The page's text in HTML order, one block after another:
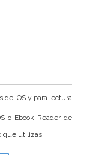
de iOS y para lectura
o Ebook Reader de
que utilizas.